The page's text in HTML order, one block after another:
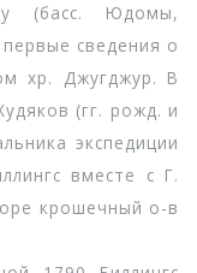
(басс. Юдомы,
сведения о
хр. Джугджур. В
(гг. рожд. и
экспедиции
вместе с Г.
крошечный о-в